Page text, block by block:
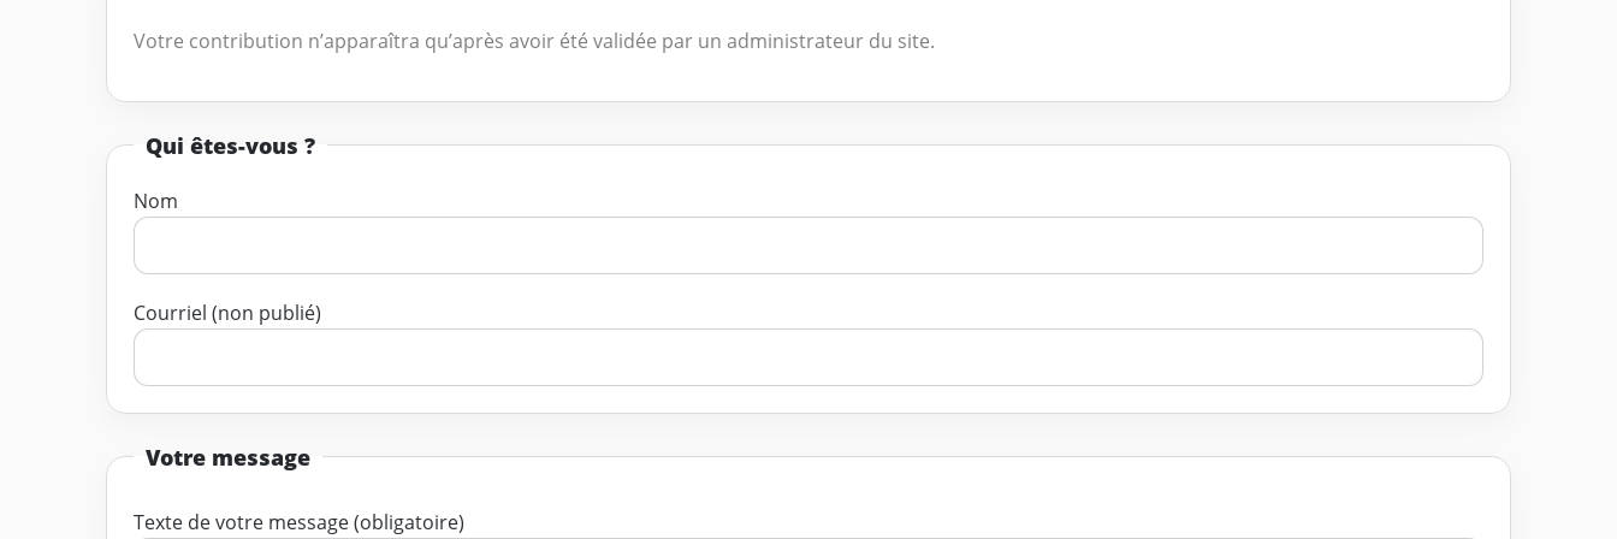
Votre contribution n’apparaîtra qu’après avoir été validée par un administrateur du site.
Qui êtes-vous ?
Nom
Courriel (non publié)
Votre message
Texte de votre message (obligatoire)